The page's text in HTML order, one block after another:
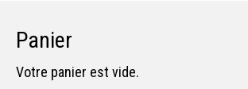
Panier
Votre panier est vide.